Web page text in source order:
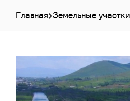
Главная Земельные участки